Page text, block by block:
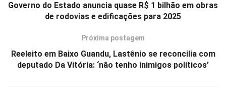
Governo do Estado anuncia quase R$ 1 bilhão em obras
de rodovias e edificações para 2025
Próxima postagem
Reeleito em Baixo Guandu, Lastênio se reconcilia com
deputado Da Vitória: ‘não tenho inimigos políticos’